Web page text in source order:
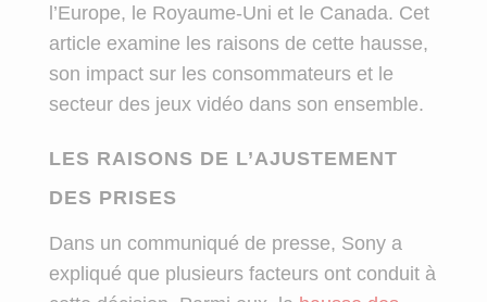
l’Europe, le Royaume-Uni et le Canada. Cet
article examine les raisons de cette hausse,
son impact sur les consommateurs et le
secteur des jeux vidéo dans son ensemble.
LES RAISONS DE L’AJUSTEMENT
DES PRISES
Dans un communiqué de presse, Sony a
expliqué que plusieurs facteurs ont conduit à